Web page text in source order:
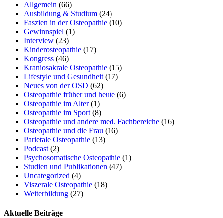
Allgemein (66)
Ausbildung & Studium (24)
Faszien in der Osteopathie (10)
Gewinnspiel (1)
Interview (23)
Kinderosteopathie (17)
Kongress (46)
Kraniosakrale Osteopathie (15)
Lifestyle und Gesundheit (17)
Neues von der OSD (62)
Osteopathie früher und heute (6)
Osteopathie im Alter(1)
Osteopathie im Sport (8)
Osteopathie und andere med. Fachbereiche (16)
Osteopathie und die Frau (16)
Parietale Osteopathie (13)
Podcast (2)
Psychosomatische Osteopathie (1)
Studien und Publikationen (47)
Uncategorized (4)
Viszerale Osteopathie (18)
Weiterbildung (27)
Aktuelle Beiträge